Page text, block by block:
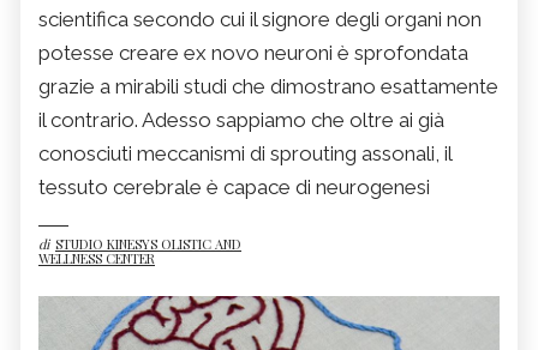
scientifica secondo cui il signore degli organi non
potesse creare ex novo neuroni è sprofondata
grazie a mirabili studi che dimostrano esattamente
il contrario. Adesso sappiamo che oltre ai già
conosciuti meccanismi di sprouting assonali, il
tessuto cerebrale è capace di neurogenesi
di STUDIO KINESYS OLISTIC AND
WELLNESS CENTER